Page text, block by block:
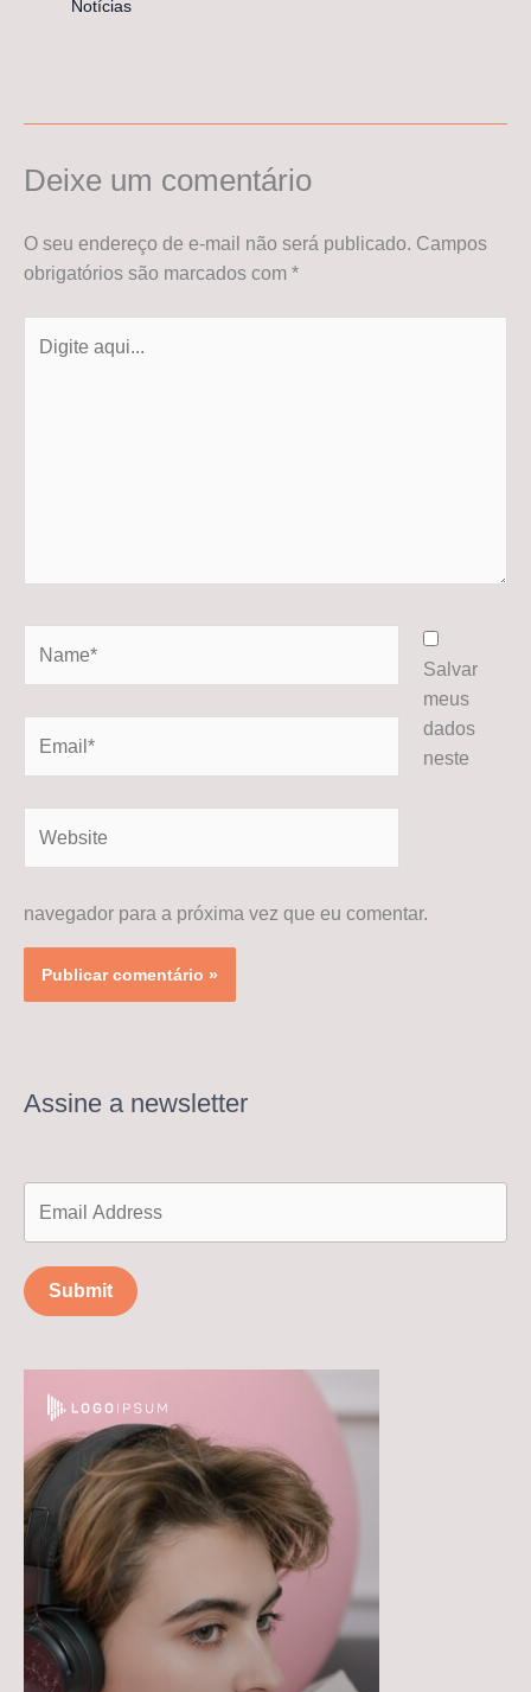
Notícias
Deixe um comentário
O seu endereço de e-mail não será publicado. Campos
obrigatórios são marcados com *
aqui...
Salvar
meus
dados
neste
navegador para a próxima vez que eu comentar.
Assine a newsletter
Submit